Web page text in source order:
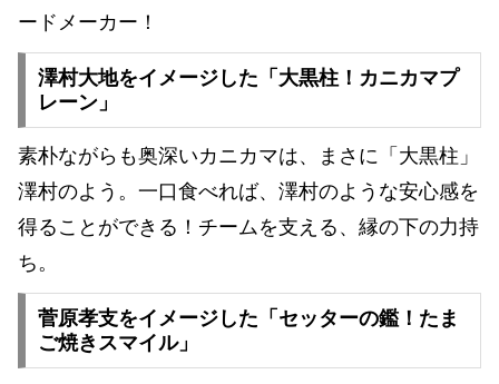
ードメーカー！
澤村大地をイメージした「大黒柱！カニカマプ
レーン」
素朴ながらも奥深いカニカマは、まさに「大黒柱」
澤村のよう。一口食べれば、澤村のような安心感を
得ることができる！チームを支える、縁の下の力持
ち。
菅原孝支をイメージした「セッターの鑑！たま
ご焼きスマイル」